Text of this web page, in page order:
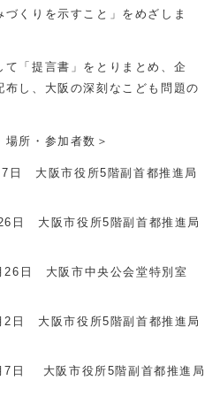
くりを示すこと」をめざしま
「提言書」をとりまとめ、企
し、大阪の深刻なこども問題の
場所・参加者数＞
日 大阪市役所5階副首都推進局
日 大阪市役所5階副首都推進局
26日 大阪市中央公会堂特別室
2日 大阪市役所5階副首都推進局
7日 大阪市役所5階副首都推進局